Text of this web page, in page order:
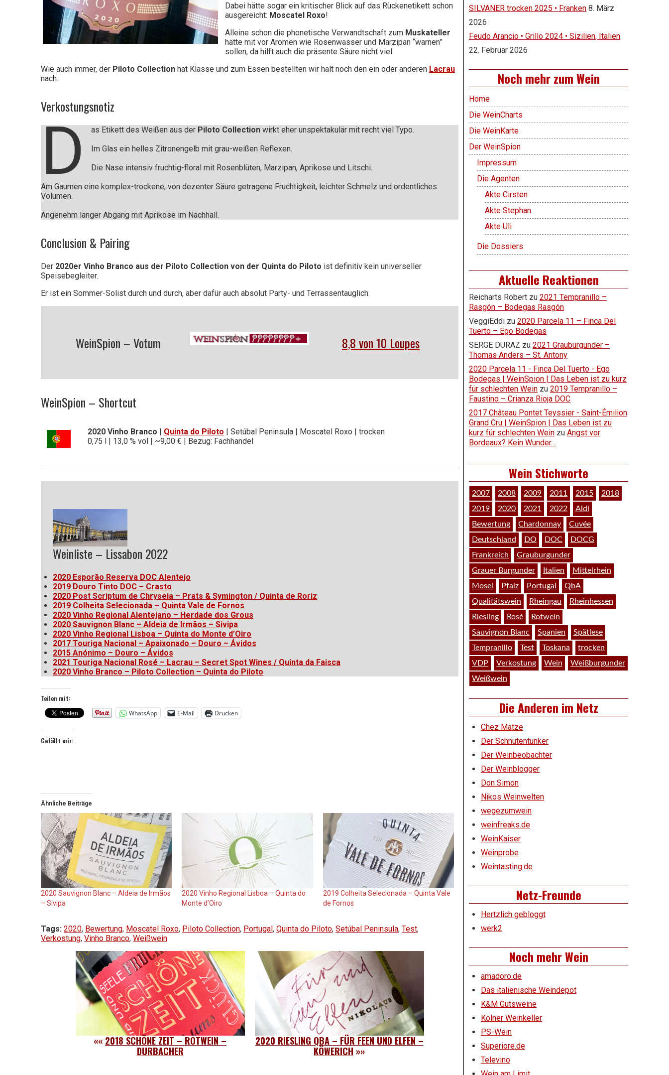
Wein
Dabei hätte sogar ein kritischer Blick auf das Rückenetikett schon
ausgereicht: Moscatel Roxo!
Alleine schon die phonetische Verwandtschaft zum Muskateller
hätte mit vor Aromen wie Rosenwasser und Marzipan “warnen”
sollen, da hilft auch die präsente Säure nicht viel.
Wie auch immer, der Piloto Collection hat Klasse und zum Essen bestellten wir halt noch den ein oder anderen Lacrau
nach.
Verkostungsnotiz
D as Etikett des Weißen aus der Piloto Collection wirkt eher unspektakulär mit recht viel Typo.
Im Glas ein helles Zitronengelb mit grau-weißen Reflexen.
Die Nase intensiv fruchtig-floral mit Rosenblüten, Marzipan, Aprikose und Litschi.
Am Gaumen eine komplex-trockene, von dezenter Säure getragene Fruchtigkeit, leichter Schmelz und ordentliches
Volumen.
Angenehm langer Abgang mit Aprikose im Nachhall.
Conclusion & Pairing
Der 2020er Vinho Branco aus der Piloto Collection von der Quinta do Piloto ist definitiv kein universeller
Speisebegleiter.
Er ist ein Sommer-Solist durch und durch, aber dafür auch absolut Party- und Terrassentauglich.
WeinSpion – Votum 8,8 von 10 Loupes
WeinSpion – Shortcut
2020 Vinho Branco Quinta do Piloto | Setúbal Peninsula | Moscatel Roxo | trocken
0,75 l | 13,0 % vol | ~9,00 € | Bezug: Fachhandel
Weinliste – Lissabon 2022
2020 Esporão Reserva DOC Alentejo
2019 Douro Tinto DOC – Crasto
2020 Post Scriptum de Chryseia – Prats & Symington / Quinta de Roriz
2019 Colheita Selecionada – Quinta Vale de Fornos
2020 Vinho Regional Alentejano – Herdade dos Grous
2020 Sauvignon Blanc – Aldeia de Irmãos – Sivipa
2020 Vinho Regional Lisboa – Quinta do Monte d’Oiro
2017 Touriga Nacional – Apaixonado – Douro – Ávidos
2015 Anónimo – Douro – Ávidos
2021 Touriga Nacional Rosé – Lacrau – Secret Spot Wines / Quinta da Faisca
2020 Vinho Branco – Piloto Collection – Quinta do Piloto
Teilen mit:
WhatsApp
E-Mail Drucken
Gefällt mir:
Ähnliche Beiträge
2020 Sauvignon Blanc – Aldeia de Irmãos
– Sivipa
2020 Vinho Regional Lisboa – Quinta do
Monte d’Oiro
2019 Colheita Selecionada – Quinta Vale
de Fornos
Tags: 2020, Bewertung, Moscatel Roxo, Piloto Collection, Portugal, Quinta do Piloto, Setúbal Peninsula, Test,
Verkostung, Vinho Branco, Weißwein
«« 2018 SCHÖNE ZEIT – ROTWEIN –
DURBACHER
2020 RIESLING QBA – FÜR FEEN UND ELFEN –
KÖWERICH »»
SILVANER trocken 2025 • Franken 8. März
2026
Feudo Arancio • Grillo 2024 • Sizilien, Italien
22. Februar 2026
Noch mehr zum Wein
Home
Die WeinCharts
Die WeinKarte
Der WeinSpion
Impressum
Die Agenten
Akte Cirsten
Akte Stephan
Akte Uli
Die Dossiers
Aktuelle Reaktionen
Reicharts Robert zu 2021 Tempranillo –
Rasgón – Bodegas Rasgón
VeggiEddi zu 2020 Parcela 11 – Finca Del
Tuerto – Ego Bodegas
SERGE DURAZ zu 2021 Grauburgunder –
Thomas Anders – St. Antony
2020 Parcela 11 - Finca Del Tuerto - Ego
Bodegas | WeinSpion | Das Leben ist zu kurz
für schlechten Wein zu 2019 Tempranillo –
Faustino – Crianza Rioja DOC
2017 Château Pontet Teyssier - Saint-Émilion
Grand Cru | WeinSpion | Das Leben ist zu
kurz für schlechten Wein zu Angst vor
Bordeaux? Kein Wunder…
Wein Stichworte
2007 2008 2009 2011 2015
2018
2019
2020 2021 2022
Aldi
Bewertung
Chardonnay
Cuvée
Deutschland
DO DOC
DOCG
Frankreich
Grauburgunder
Grauer Burgunder
Italien
Mittelrhein
Mosel
Pfalz Portugal
QbA
Qualitätswein
Rheingau
Rheinhessen
Riesling
Rosé
Rotwein
Sauvignon Blanc
Spanien
Spätlese
Tempranillo
Test Toskana
trocken
VDP
Verkostung Wein
Weißburgunder
Weißwein
Die Anderen im Netz
Chez Matze
Der Schnutentunker
Der Weinbeobachter
Der Weinblogger
Don Simon
Nikos Weinwelten
wegezumwein
weinfreaks.de
WeinKaiser
Weinprobe
Weintasting.de
Netz-Freunde
Hertzlich gebloggt
werk2
Noch mehr Wein
amadoro.de
Das italienische Weindepot
K&M Gutsweine
Kölner Weinkeller
PS-Wein
Superiore.de
Televino